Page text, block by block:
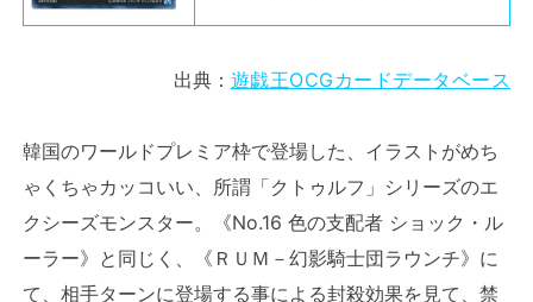
出典： 遊戯王OCGカードデータベース
韓国のワールドプレミア枠で登場した、イラストがめち
ゃくちゃカッコいい、所謂「クトゥルフ」シリーズのエ
クシーズモンスター。《No.16 色の支配者 ショック・ル
ーラー》と同じく、《ＲＵＭ－幻影騎士団ラウンチ》に
て、相手ターンに登場する事による封殺効果を見て、禁